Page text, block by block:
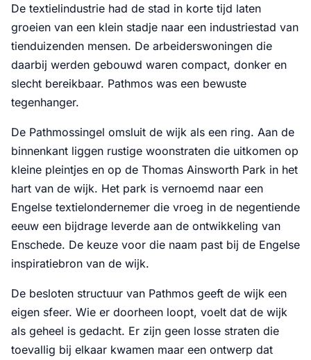
De textielindustrie had de stad in korte tijd laten
groeien van een klein stadje naar een industriestad van
tienduizenden mensen. De arbeiderswoningen die
daarbij werden gebouwd waren compact, donker en
slecht bereikbaar. Pathmos was een bewuste
tegenhanger.
De Pathmossingel omsluit de wijk als een ring. Aan de
binnenkant liggen rustige woonstraten die uitkomen op
kleine pleintjes en op de Thomas Ainsworth Park in het
hart van de wijk. Het park is vernoemd naar een
Engelse textielondernemer die vroeg in de negentiende
eeuw een bijdrage leverde aan de ontwikkeling van
Enschede. De keuze voor die naam past bij de Engelse
inspiratiebron van de wijk.
De besloten structuur van Pathmos geeft de wijk een
eigen sfeer. Wie er doorheen loopt, voelt dat de wijk
als geheel is gedacht. Er zijn geen losse straten die
toevallig bij elkaar kwamen maar een ontwerp dat